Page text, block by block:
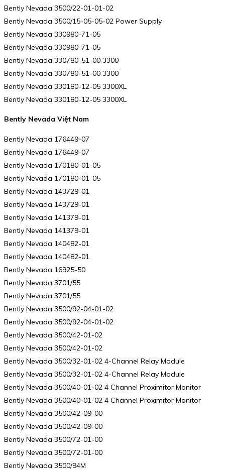
Bently Nevada 3500/22-01-01-02
Bently Nevada 3500/15-05-05-02 Power Supply
Bently Nevada 330980-71-05
Bently Nevada 330980-71-05
Bently Nevada 330780-51-00 3300
Bently Nevada 330780-51-00 3300
Bently Nevada 330180-12-05 3300XL
Bently Nevada 330180-12-05 3300XL
Bently Nevada Việt Nam
Bently Nevada 176449-07
Bently Nevada 176449-07
Bently Nevada 170180-01-05
Bently Nevada 170180-01-05
Bently Nevada 143729-01
Bently Nevada 143729-01
Bently Nevada 141379-01
Bently Nevada 141379-01
Bently Nevada 140482-01
Bently Nevada 140482-01
Bently Nevada 16925-50
Bently Nevada 3701/55
Bently Nevada 3701/55
Bently Nevada 3500/92-04-01-02
Bently Nevada 3500/92-04-01-02
Bently Nevada 3500/42-01-02
Bently Nevada 3500/42-01-02
Bently Nevada 3500/32-01-02 4-Channel Relay Module
Bently Nevada 3500/32-01-02 4-Channel Relay Module
Bently Nevada 3500/40-01-02 4 Channel Proximitor Monitor
Bently Nevada 3500/40-01-02 4 Channel Proximitor Monitor
Bently Nevada 3500/42-09-00
Bently Nevada 3500/42-09-00
Bently Nevada 3500/72-01-00
Bently Nevada 3500/72-01-00
Bently Nevada 3500/94M